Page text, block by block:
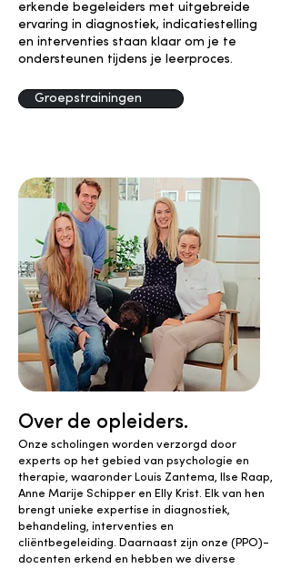
erkende begeleiders met uitgebreide
ervaring in diagnostiek, indicatiestelling
en interventies staan klaar om je te
ondersteunen tijdens je leerproces.
Groepstrainingen
Over de opleiders.
Onze scholingen worden verzorgd door
experts op het gebied van psychologie en
therapie, waaronder Louis Zantema, Ilse Raap,
Anne Marije Schipper en Elly Krist. Elk van hen
brengt unieke expertise in diagnostiek,
behandeling, interventies en
cliëntbegeleiding. Daarnaast zijn onze (PPO)-
docenten erkend en hebben we diverse